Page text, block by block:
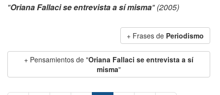
"Oriana Fallaci se entrevista a sí misma" (2005)
+ Frases de Periodismo
+ Pensamientos de "Oriana Fallaci se entrevista a sí
misma"